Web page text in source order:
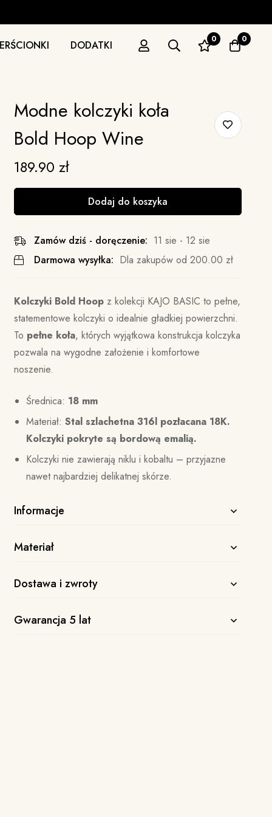
DODATKI 0 0
Modne kolczyki koła
Bold Hoop Wine
189.90zł
Dodaj do koszyka
Zamów dziś - doręczenie: 11 sie - 12 sie
Darmowa wysyłka: Dla zakupów od200.00zł
Kolczyki Bold Hoop z kolekcji KAJO BASIC to pełne,
statementowe kolczyki o idealnie gładkiej powierzchni.
To pełne koła, których wyjątkowa konstrukcja kolczyka
pozwala na wygodne założenie i komfortowe
noszenie.
Średnica: 18 mm
Materiał:Stal szlachetna 316l pozłacana 18K.
Kolczyki pokryte są bordową emalią.
Kolczyki nie zawierają niklu i kobaltu – przyjazne
nawet najbardziej delikatnej skórze.
Informacje
Materiał
Dostawa i zwroty
Gwarancja 5 lat